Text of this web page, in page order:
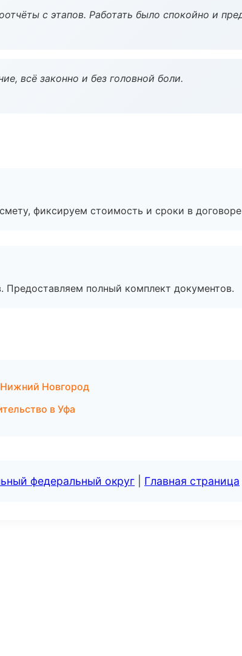
с этапов. Работать было спокойно и
всё законно и без головной боли.
фиксируем стоимость и сроки в
Предоставляем полный комплект документов.
Новгород
в Уфа
федеральный округ Главная страница